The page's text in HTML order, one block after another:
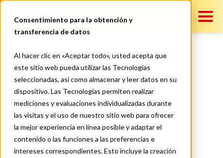
Consentimiento para la obtención y
transferencia de datos
Al hacer clic en «Aceptar todo», usted acepta que
este sitio web pueda utilizar las Tecnologías
seleccionadas, así como almacenar y leer datos en su
dispositivo. Las Tecnologías permiten realizar
mediciones y evaluaciones individualizadas durante
las visitas y el uso de nuestro sitio web para ofrecer
la mejor experiencia en línea posible y adaptar el
contenido o las funciones a las preferencias e
intereses correspondientes. Esto incluye la creación
DHL Pymes
Contenido
Servicios
Contáctanos
¿Cómo afecta la crisis de
contenedores a América
Latina?